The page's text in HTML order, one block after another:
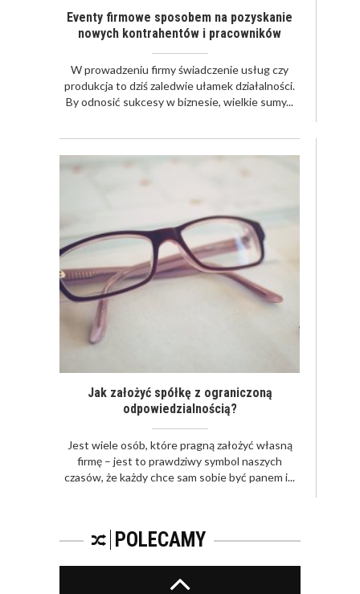
Eventy firmowe sposobem na pozyskanie
nowych kontrahentów i pracowników
W prowadzeniu firmy świadczenie usług czy
produkcja to dziś zaledwie ułamek działalności.
By odnosić sukcesy w biznesie, wielkie sumy...
Jak założyć spółkę z ograniczoną
odpowiedzialnością?
Jest wiele osób, które pragną założyć własną
firmę – jest to prawdziwy symbol naszych
czasów, że każdy chce sam sobie być panem i...
POLECAMY
JAK POWINNO
WYGLĄDAĆ
SZKOLENIE
PRACOWNIKÓW?
JAK POWINNO
WYGLĄDAĆ
PRAWIDŁOWE
SZKOLENIE
PRACOWNIKÓW?
PRACOWNIKA - JAK O
NIEGO DBAĆ?
PRACOWNICY -